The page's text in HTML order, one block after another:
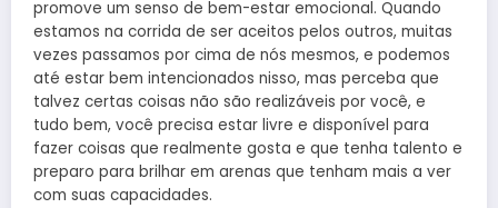
promove um senso de bem-estar emocional. Quando
estamos na corrida de ser aceitos pelos outros, muitas
vezes passamos por cima de nós mesmos, e podemos
até estar bem intencionados nisso, mas perceba que
talvez certas coisas não são realizáveis por você, e
tudo bem, você precisa estar livre e disponível para
fazer coisas que realmente gosta e que tenha talento e
preparo para brilhar em arenas que tenham mais a ver
com suas capacidades.